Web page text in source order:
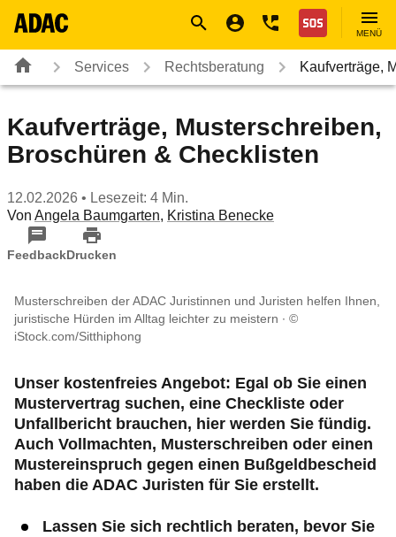
Nothilfe
MENÜ
Services Rechtsberatung Kaufverträge,
Kaufverträge, Musterschreiben,
Broschüren & Checklisten
12.02.2026 • Lesezeit: 4 Min.
Von Angela Baumgarten, Kristina Benecke
FeedbackDrucken
Musterschreiben der ADAC Juristinnen und Juristen helfen Ihnen,
juristische Hürden im Alltag leichter zu meistern
©
iStock.com/Sitthiphong
Unser kostenfreies Angebot: Egal ob Sie einen
Mustervertrag suchen, eine Checkliste oder
Unfallbericht brauchen, hier werden Sie fündig.
Auch Vollmachten, Musterschreiben oder einen
Mustereinspruch gegen einen Bußgeldbescheid
haben die ADAC Juristen für Sie erstellt.
Lassen Sie sich rechtlich beraten, bevor Sie